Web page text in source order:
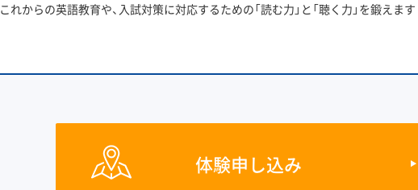
これからの英語教育や、入試対策に対応するための「読む力」と「聴く力」を鍛えます
体験申し込み